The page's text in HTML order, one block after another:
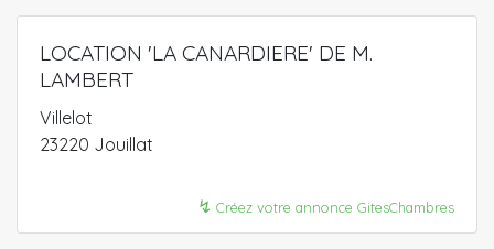
LOCATION 'LA CANARDIERE' DE M.
LAMBERT
Villelot
23220 Jouillat
↯ Créez votre annonce GitesChambres